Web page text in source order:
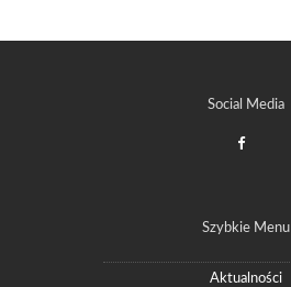
Social Media
Szybkie Menu
Aktualności